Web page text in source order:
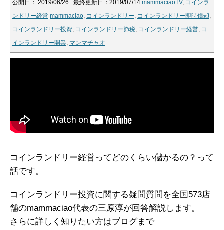
公開日： 2019/06/26 : 最終更新日：2019/07/14 mammaciaoTV, コインラ
ンドリー経営 mammaciao, コインランドリー, コインランドリー即時償却,
コインランドリー投資, コインランドリー節税, コインランドリー経営, コ
インランドリー開業, マンマチャオ
コインランドリー経営ってどのくらい儲かるの？って
話です。
コインランドリー投資に関する疑問質問を全国573店
舗のmammaciao代表の三原淳が回答解説します。
さらに詳しく知りたい方はブログまで